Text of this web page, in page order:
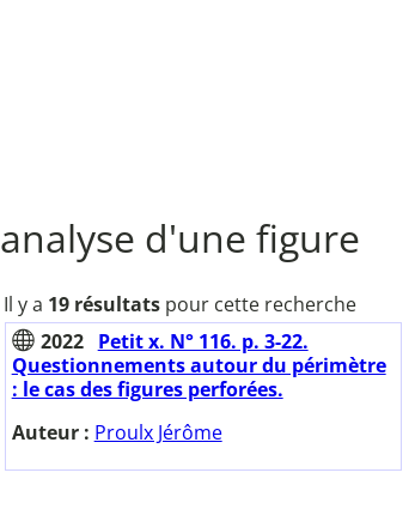
analyse d'une figure
Il y a 19 résultatspour cette recherche
2022
Petit x. N° 116. p. 3-22.
Questionnements autour du périmètre
: le cas des figures perforées.
Auteur : Proulx Jérôme